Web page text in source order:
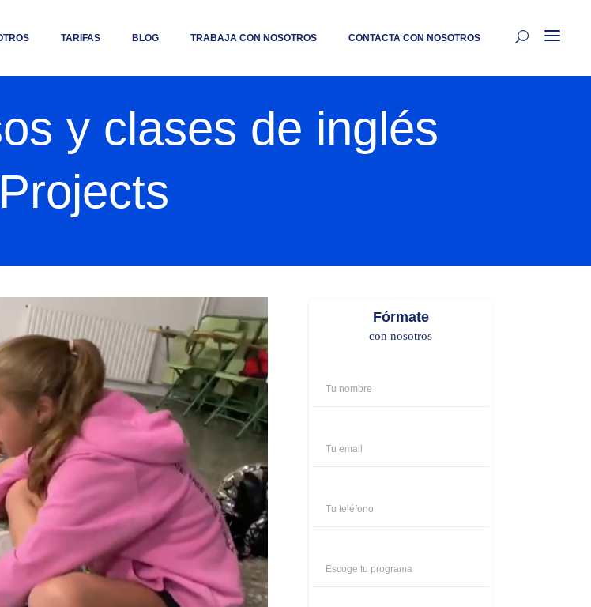
TARIFAS BLOG TRABAJA CON NOSOTROS CONTACTA CON NOSOTROS
y clases de inglés
Fórmate
con nosotros